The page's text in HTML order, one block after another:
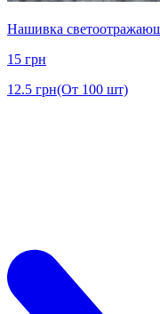
Нашивка
15 грн
12.5 грн(От 100 шт)